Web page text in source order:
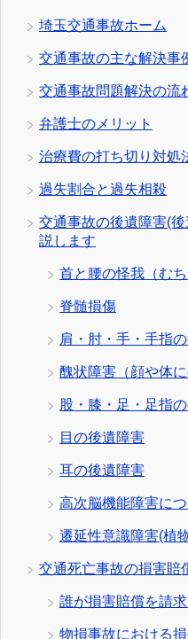
埼玉交通事故ホーム
交通事故の主な解決事
交通事故問題解決の流
弁護士のメリット
治療費の打ち切り対処
過失割合と過失相殺
交通事故の後遺障害(
説します
首と腰の怪我（むち
脊髄損傷
肩・肘・手・手指
醜状障害（顔や体に
股・膝・足・足指
目の後遺障害
耳の後遺障害
高次脳機能障害に
遷延性意識障害(植
交通死亡事故の損害賠
誰が損害賠償を請
物損事故における